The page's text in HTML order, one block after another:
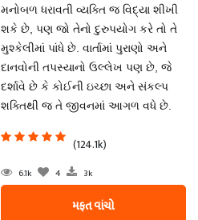
મનોબળ ધરાવતી વ્યક્તિ જ વિદ્યા શીખી
શકે છે, પણ જો તેનો દુરુપયોગ કરે તો તે
મુશ્કેલીમાં પાંધે છે. વાર્તામાં પુરાણો અને
દાનવોની તપસ્યાનો ઉલ્લેખ પણ છે, જે
દર્શાવે છે કે કોઈની ઇચ્છા અને સંકલ્પ
શક્તિથી જ તે જીવનમાં આગળ વધે છે.
(124.1k)
6.1k 4 3k
મફત વાંચો